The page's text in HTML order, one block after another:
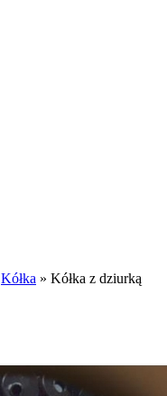
Kółka » Kółka z dziurką